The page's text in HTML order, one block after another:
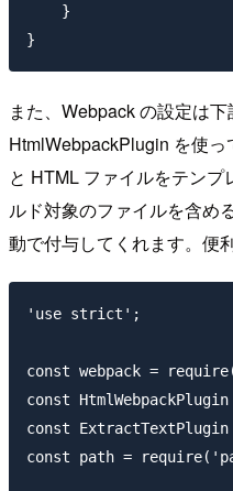
    }
また、Webpack の設定は
HtmlWebpackPlugin を使
と HTML ファイルをテン
ルド対象のファイルを含め
動で付与してくれます。便利
'use strict';
const webpack =
const
const
const path =